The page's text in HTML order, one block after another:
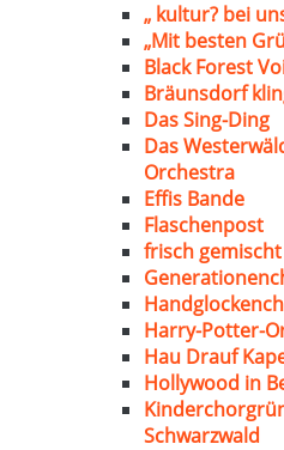
„ kultur? bei
„Mit besten
Black Forest
Bräunsdorf
Das Sing-Ding
Das
Orchestra
Effis Bande
Flaschenpost
frisch gemischt
Harry-Potter-
Hau Drauf
Hollywood in
Schwarzwald